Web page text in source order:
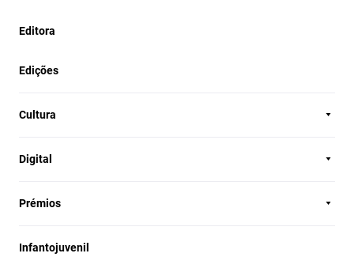
Editora
Edições
Cultura
Digital
Prémios
Infantojuvenil